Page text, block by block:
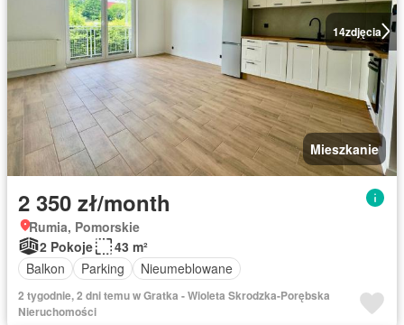
14zdjęcia
Mieszkanie
2 350 zł/month
Rumia, Pomorskie
2 Pokoje
43 m²
Balkon
Parking Nieumeblowane
2 tygodnie, 2 dni temu w Gratka - Wioleta Skrodzka-Porębska
Nieruchomości